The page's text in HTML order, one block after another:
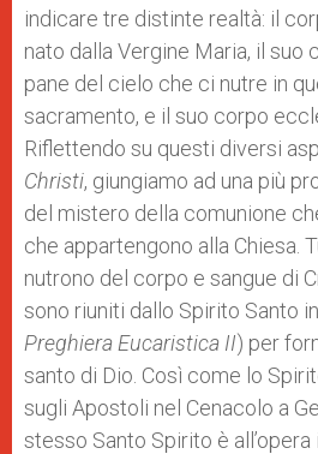
indicare tre distinte realtà: il
nato dalla Vergine Maria, il suo
pane del cielo che ci nutre in
sacramento, e il suo corpo
Riflettendo su questi diversi
Christi, giungiamo ad una più
del mistero della comunione
che appartengono alla Chiesa.
nutrono del corpo e sangue di
sono riuniti dallo Spirito Santo
Preghiera Eucaristica II) per
santo di Dio. Così come lo
sugli Apostoli nel Cenacolo a
stesso Santo Spirito è